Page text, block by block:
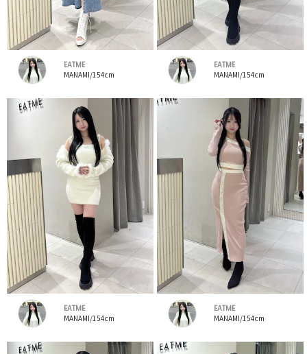
EATME
MANAMI/154cm
EATME
MANAMI/154cm
EATME
MANAMI/154cm
EATME
MANAMI/154cm